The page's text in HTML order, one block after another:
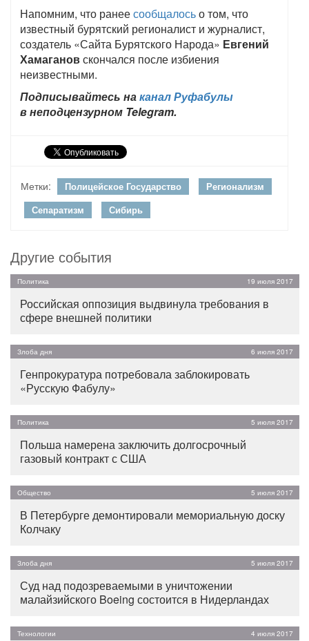
Напомним, что ранеесообщалосьо том, что
известный бурятский регионалист и журналист,
создатель «Сайта Бурятского Народа» Евгений
Хамагановскончался после избиения
неизвестными.
Подписывайтесь наканал Руфабулы
в неподцензурном Telegram.
Метки: Полицейское Государство
Регионализм
Сепаратизм
Сибирь
Другие события
Политика 19 июля 2017
Российская оппозиция выдвинула требования в
сфере внешней политики
Злоба дня 6 июля 2017
Генпрокуратура потребовала заблокировать
«Русскую Фабулу»
Политика 5 июля 2017
Польша намерена заключить долгосрочный
газовый контракт с США
Общество 5 июля 2017
В Петербурге демонтировали мемориальную доску
Колчаку
Злоба дня 5 июля 2017
Суд над подозреваемыми в уничтожении
малайзийского Boeing состоится в Нидерландах
Технологии 4 июля 2017